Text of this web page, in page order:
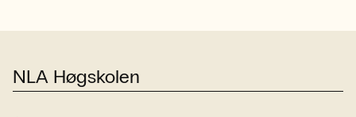
NLA Høgskolen